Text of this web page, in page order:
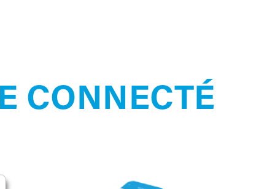
CONNECTÉ